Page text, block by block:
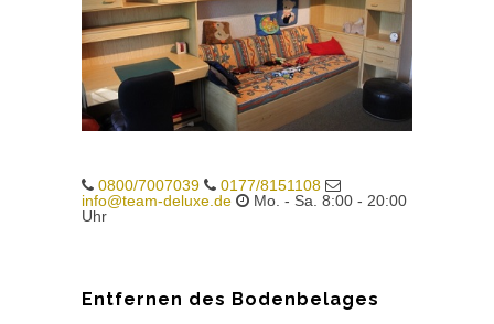
0800/7007039
0177/8151108
info@team-deluxe.de
Mo. - Sa. 8:00 - 20:00
Uhr
Entfernen des Bodenbelages